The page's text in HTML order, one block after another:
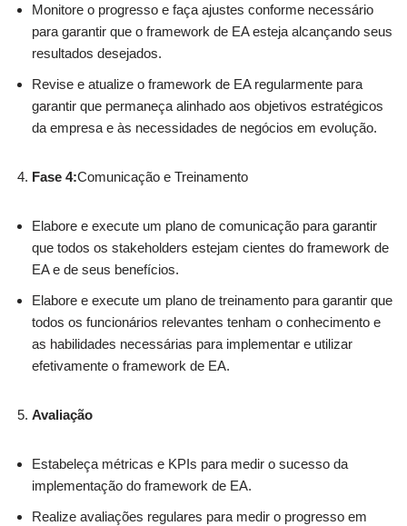
Monitore o progresso e faça ajustes conforme necessário
para garantir que o framework de EA esteja alcançando seus
resultados desejados.
Revise e atualize o framework de EA regularmente para
garantir que permaneça alinhado aos objetivos estratégicos
da empresa e às necessidades de negócios em evolução.
Fase 4:Comunicação e Treinamento
Elabore e execute um plano de comunicação para garantir
que todos os stakeholders estejam cientes do framework de
EA e de seus benefícios.
Elabore e execute um plano de treinamento para garantir que
todos os funcionários relevantes tenham o conhecimento e
as habilidades necessárias para implementar e utilizar
efetivamente o framework de EA.
Avaliação
Estabeleça métricas e KPIs para medir o sucesso da
implementação do framework de EA.
Realize avaliações regulares para medir o progresso em